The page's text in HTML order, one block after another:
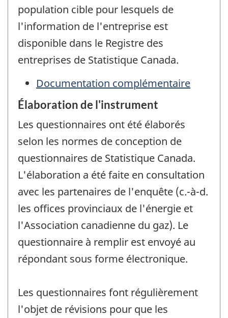
population cible pour lesquels de
l'information de l'entreprise est
disponible dans le Registre des
entreprises de Statistique Canada.
Documentation complémentaire
Élaboration de l'instrument
Les questionnaires ont été élaborés
selon les normes de conception de
questionnaires de Statistique Canada.
L'élaboration a été faite en consultation
avec les partenaires de l'enquête (c.-à-d.
les offices provinciaux de l'énergie et
l'Association canadienne du gaz). Le
questionnaire à remplir est envoyé au
répondant sous forme électronique.
Les questionnaires font régulièrement
l'objet de révisions pour que les